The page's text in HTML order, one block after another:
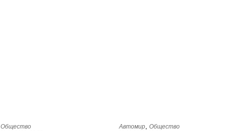
Общество Автомир ,Общество